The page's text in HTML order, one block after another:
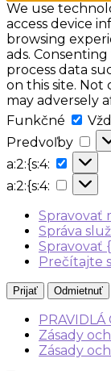
We use
access device
browsing
ads.
process data
on this site.
may adversely
Funkčné
Predvoľby
a:2:{s:4:
a:2:
{s:4:
a:2:{s:4:
a:2:
{s:4:
Spravovať
Správa
Spravovať
Prečítajte
Prijať Odmietnuť
PRAVIDLÁ
Zásady
Zásady